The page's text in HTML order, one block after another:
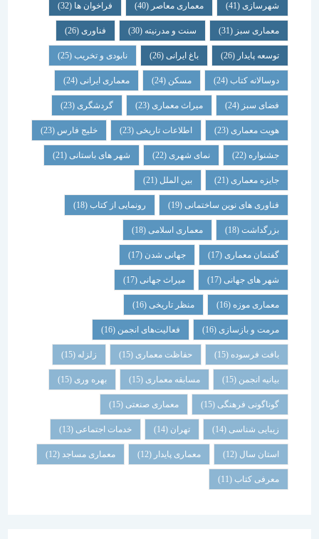
شهرسازی(41) معماری معاصر(40) فراخوان ها (32)
معماری سبز(31) سنت و مدرنیته(30) فناوری (26)
توسعه پایدار(26) باغ ایرانی(26) نابودی و تخریب(25)
دوسالانه کتاب(24) مسکن (24) معماری ایرانی(24)
فضای سبز(24) میراث معماری (23) گردشگری (23)
هویت معماری (23) اطلاعات تاریخی(23) خلیج فارس(23)
جشنواره(22) نمای شهری(22) شهر های باستانی (21)
جایزه معماری (21) بین الملل(21)
فناوری های نوین ساختمانی(19) رونمایی از کتاب (18)
بزرگداشت (18) معماری اسلامی(18)
گفتمان معماری (17) جهانی شدن(17)
شهر های جهانی(17) میراث جهانی(17)
معماری موزه(16) منظر تاریخی (16)
مرمت و بازسازی(16) فعالیت‌های انجمن(16)
بافت فرسوده (15) حفاظت معماری (15) زلزله
بیانیه انجمن(15) مسابقه معماری (15) بهره وری(15)
گوناگونی فرهنگی (15) معماری صنعتی(15)
زیبایی شناسی (14) تهران خدمات اجتماعی (13)
استان سال(12) معماری پایدار (12) معماری مساجد(12)
معرفی کتاب(11)